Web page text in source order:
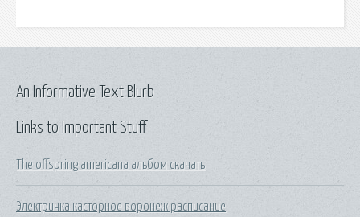
Links to Important Stuff
The offspring americana альбом скачать
Электричка касторное воронеж расписание
An Informative Text Blurb